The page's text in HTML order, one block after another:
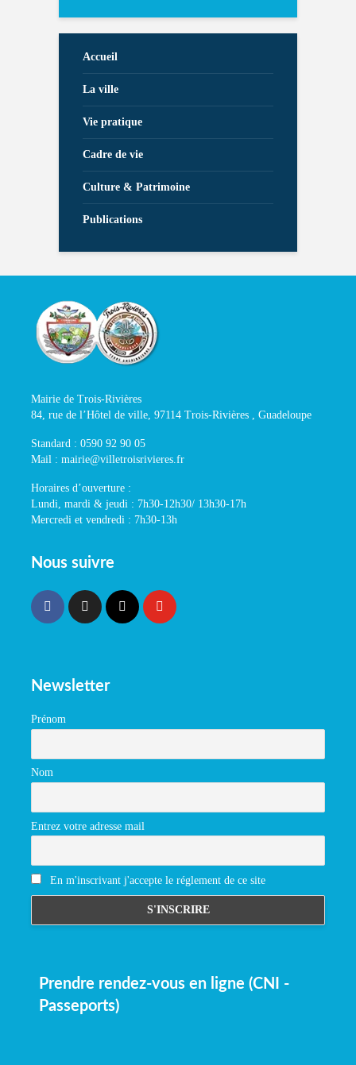
Accueil
La ville
Vie pratique
Cadre de vie
Culture & Patrimoine
Publications
Mairie de Trois-Rivières
84, rue de l’Hôtel de ville, 97114 Trois-Rivières , Guadeloupe
Standard : 0590 92 90 05
Mail : mairie@villetroisrivieres.fr
Horaires d’ouverture :
Lundi, mardi & jeudi : 7h30-12h30/ 13h30-17h
Mercredi et vendredi : 7h30-13h
Nous suivre
Newsletter
Prénom
Nom
Entrez votre adresse mail
En m'inscrivant j'accepte le réglement de ce site
Prendre rendez-vous en ligne (CNI -
Passeports)